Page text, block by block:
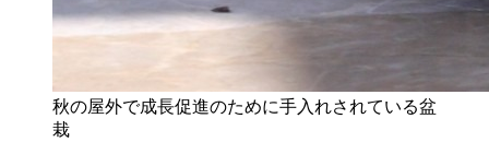
秋の屋外で成長促進のために手入れされている盆
栽